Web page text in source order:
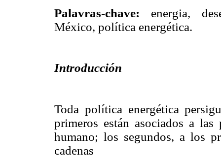
Palavras-chave: energia,
México, política energética.
Introducción
Toda política energética
primeros están asociados a
humano; los segundos, a los
cadenas